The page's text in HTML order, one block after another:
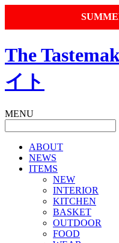
The
イト
MENU
ABOUT
NEWS
ITEMS
NEW
INTERIOR
KITCHEN
BASKET
OUTDOOR
FOOD